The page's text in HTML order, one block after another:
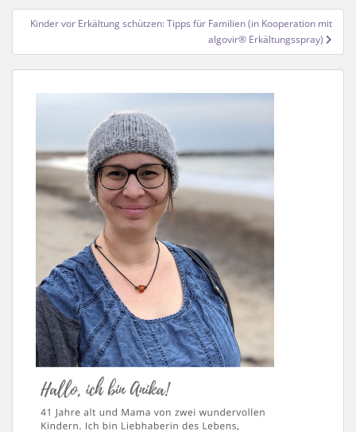
Kinder vor Erkältung schützen: Tipps für Familien (in Kooperation mit
algovir® Erkältungsspray)